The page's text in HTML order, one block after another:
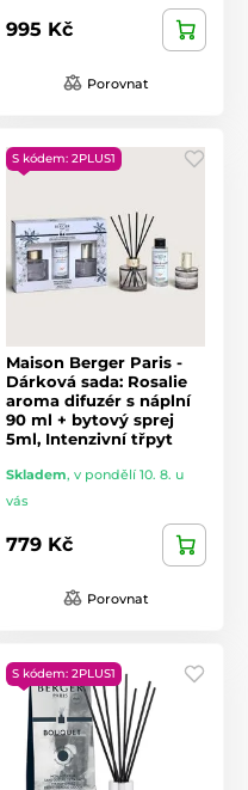
995 Kč
Porovnat
S kódem: 2PLUS1
Maison Berger Paris -
Dárková sada: Rosalie
aroma difuzér s náplní
90 ml + bytový sprej
5ml, Intenzivní třpyt
Skladem, v pondělí 10. 8. u
vás
779 Kč
Porovnat
S kódem: 2PLUS1